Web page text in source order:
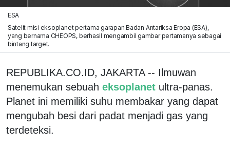
ESA
Satelit misi eksoplanet pertama garapan Badan Antariksa Eropa (ESA),
yang bernama CHEOPS, berhasil mengambil gambar pertamanya sebagai
bintang target.
REPUBLIKA.CO.ID, JAKARTA -- Ilmuwan
menemukan sebuah eksoplanet ultra-panas.
Planet ini memiliki suhu membakar yang dapat
mengubah besi dari padat menjadi gas yang
terdeteksi.